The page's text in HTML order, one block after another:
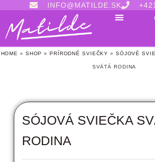
INFO@MATILDE.SK
HOME » SHOP » PRÍRODNÉ SVIEČKY » SÓJOVÉ
SVÄTÁ RODINA
SÓJOVÁ SVIEČKA
RODINA